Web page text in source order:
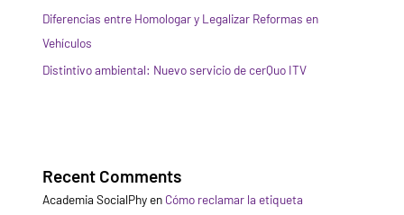
Diferencias entre Homologar y Legalizar Reformas en
Vehículos
Distintivo ambiental: Nuevo servicio de cerQuo ITV
Recent Comments
Academia SocialPhyen Cómo reclamar la etiqueta